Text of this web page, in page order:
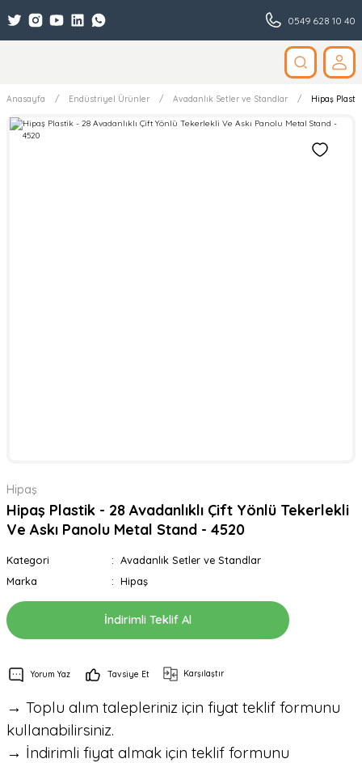
0549 628 10 40
Anasayfa Endüstriyel Ürünler Avadanlık Setler ve Standlar Hipaş
Hipaş
Hipaş Plastik - 28 Avadanlıklı Çift Yönlü Tekerlekli
Ve Askı Panolu Metal Stand - 4520
Kategori
Avadanlık Setler ve Standlar
Marka
Hipaş
İndirimli Teklif Al
Yorum Yaz Tavsiye Et Karşılaştır
→ Toplu alım talepleriniz için fiyat teklif formunu
kullanabilirsiniz.
→ İndirimli fiyat almak için teklif formunu